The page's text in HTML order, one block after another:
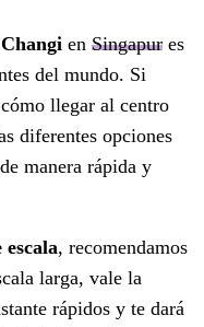
en Singapur es
del mundo. Si
llegar al centro
diferentes opciones
manera rápida y
escala, recomendamos
larga, vale la
rápidos y te dará